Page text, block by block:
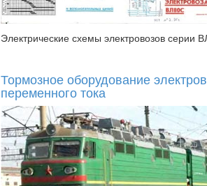
Электрические схемы электровозов серии
Тормозное оборудование
переменного тока